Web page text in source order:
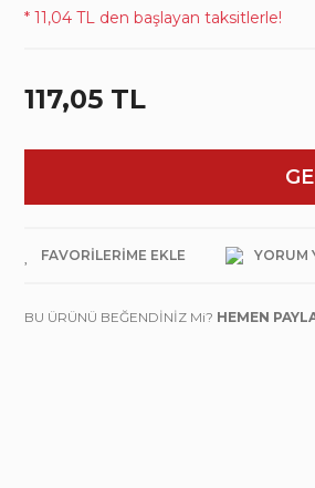
* 11,04 TL den başlayan taksitlerle!
117,05 TL
YORUM
BU ÜRÜNÜ BEĞENDİNİZ Mi? HEMEN